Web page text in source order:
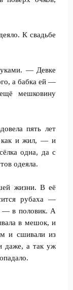
К свадьбе
— Девке
а бабка ей —
мешковину
пять лет
как и жил, — и
одна, да с
одеяла.
жизни. В её
рубаха —
— в половик. А
в мешок, и
и сшивали из
даже, а так уж